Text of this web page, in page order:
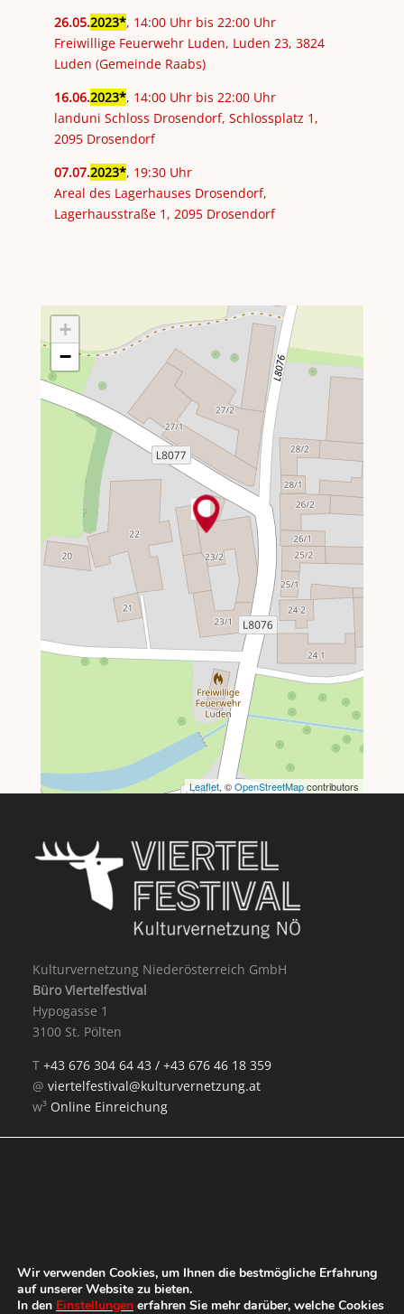
26.05.2023 , 14:00 Uhr bis 22:00 Uhr
Freiwillige Feuerwehr Luden, Luden 23, 3824
Luden (Gemeinde Raabs)
16.06.2023 , 14:00 Uhr bis 22:00 Uhr
landuni Schloss Drosendorf, Schlossplatz 1,
2095 Drosendorf
07.07.2023 , 19:30 Uhr
Areal des Lagerhauses Drosendorf,
Lagerhausstraße 1, 2095 Drosendorf
+
−
Leaflet, ©OpenStreetMapcontributors
Kulturvernetzung Niederösterreich GmbH
Büro Viertelfestival
Hypogasse 1
3100 St. Pölten
T+43 676 304 64 43 /+43 676 46 18 359
@viertelfestival@kulturvernetzung.at
w³ Online Einreichung
Wir verwenden Cookies, um Ihnen die bestmögliche Erfahrung
auf unserer Website zu bieten.
In den Einstellungen erfahren Sie mehr darüber, welche Cookies